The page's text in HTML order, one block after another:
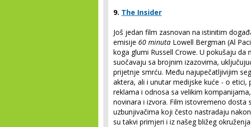
9. The Insider
Još jedan film zasnovan na istinitim
emisije 60 minuta Lowell Bergman (Al
koga glumi Russell Crowe. U pokušaju
suočavaju sa brojnim izazovima,
prijetnje smrću. Među najupečatljivijim
aktera, ali i unutar medijske kuće - o
reklama i odnosa sa velikim
novinara i izvora. Film istovremeno dosta
uzbunjivačima koji često nastradaju
su takvi primjeri i iz našeg bližeg